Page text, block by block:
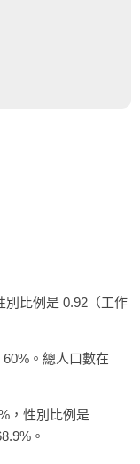
別比例是 0.92（工作
。總人口數在
，性別比例是
。